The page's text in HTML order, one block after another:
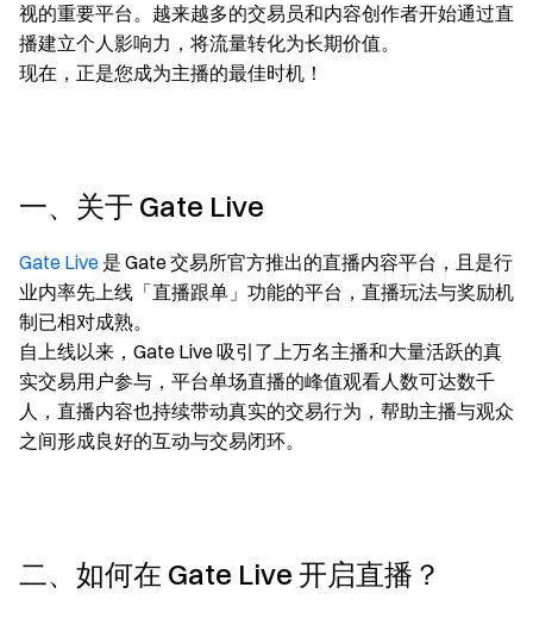
视的重要平台。越来越多的交易员和内容创作者开始通过直
播建立个人影响力，将流量转化为长期价值。
现在，正是您成为主播的最佳时机！
一、关于 Gate Live
Gate Live 是 Gate 交易所官方推出的直播内容平台，且是行
业内率先上线「直播跟单」功能的平台，直播玩法与奖励机
制已相对成熟。
自上线以来，Gate Live 吸引了上万名主播和大量活跃的真
实交易用户参与，平台单场直播的峰值观看人数可达数千
人，直播内容也持续带动真实的交易行为，帮助主播与观众
之间形成良好的互动与交易闭环。
二、如何在 Gate Live 开启直播？